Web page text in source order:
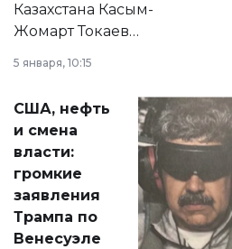
Казахстана Касым-
Жомарт Токаев
сразу несколько
актуальных тем —
от слухов о
политических
реформах до
вопросов армии,
экономики и
личного здоровья.
5 января, 10:15
США, нефть
и смена
власти:
громкие
заявления
Трампа по
Венесуэле